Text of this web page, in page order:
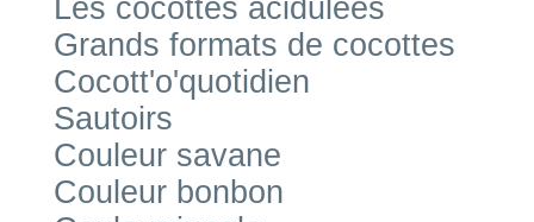
Les cocottes acidulées
Grands formats de cocottes
Cocott'o'quotidien
Sautoirs
Couleur savane
Couleur bonbon